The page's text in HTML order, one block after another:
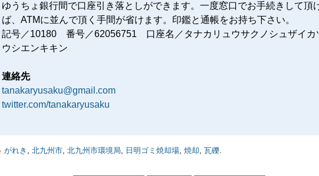
ゆうちょ銀行間で口座引き落としができます。一度窓口でお手続きして頂
ば、ATMに並んで頂く手間が省けます。印鑑と通帳をお持ち下さい。
記号／10180 番号／62056751 口座名／タナカリュウサクノシュザイカ
ウシエンキキン
連絡先
tanakaryusaku@gmail.com
twitter.com/tanakaryusaku
がれき , 北九州市, 北九州市環境局, 日明ゴミ焼却場, 焼却, 瓦礫.